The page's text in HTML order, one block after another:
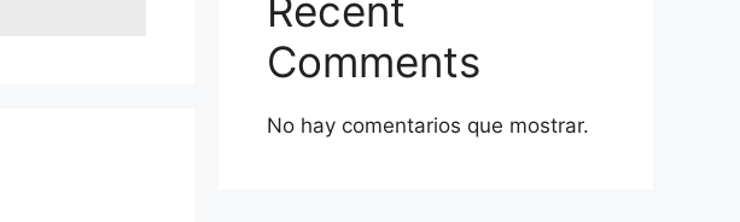
Recent
Comments
No hay comentarios que mostrar.